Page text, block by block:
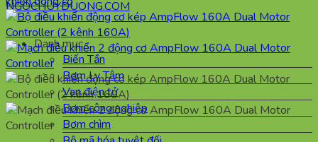
Danh mục
Biến Tần
Bơm Ly Tâm
Van điện tử
Bơm công nghiệp
Bơm chìm